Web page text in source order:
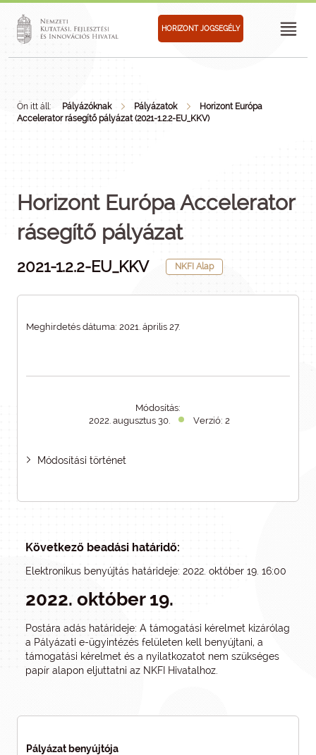
HORIZONT JOGSEGÉLY
Ön itt áll: Pályázóknak Pályázatok
Horizont Európa
Accelerator rásegítő pályázat (2021-1.2.2-EU_KKV)
Horizont Európa Accelerator
rásegítő pályázat
2021-1.2.2-EU_KKV NKFI Alap
Meghirdetés dátuma: 2021. április 27.
Módosítás:
2022. augusztus 30.
Verzió: 2
Módosítási történet
Következő beadási határidő:
Elektronikus benyújtás határideje: 2022. október 19. 16:00
2022. október 19.
Postára adás határideje: A támogatási kérelmet kizárólag
a Pályázati e-ügyintézés felületen kell benyújtani, a
támogatási kérelmet és a nyilatkozatot nem szükséges
papír alapon eljuttatni az NKFI Hivatalhoz.
Pályázat benyújtója